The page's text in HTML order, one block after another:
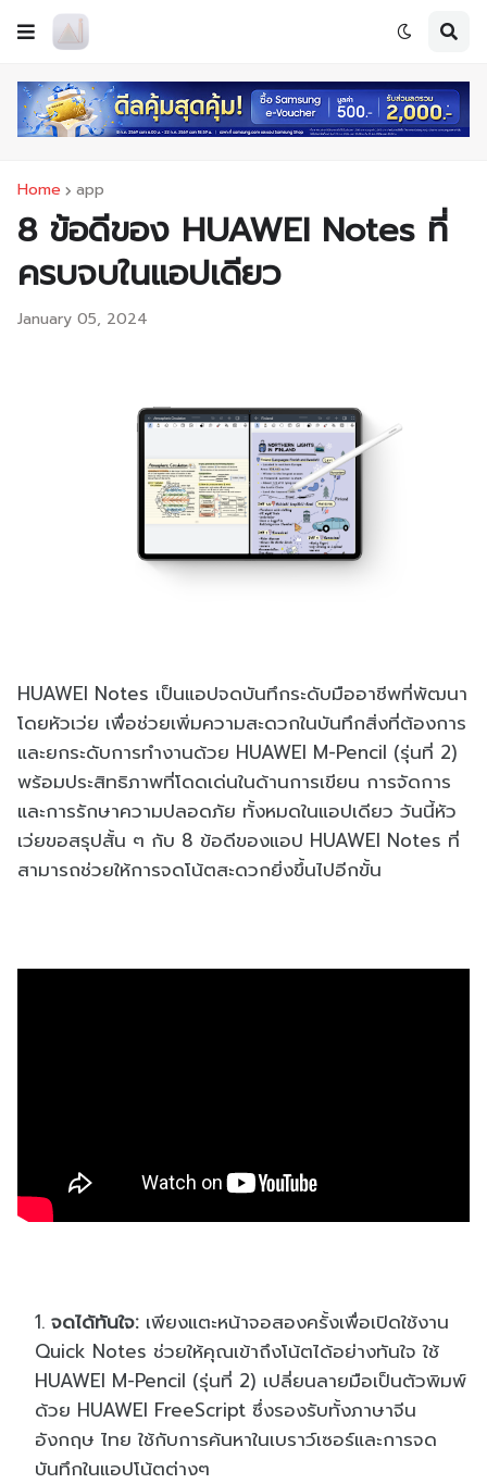
Home app
8 ข้อดีของ HUAWEI Notes ที่
ครบจบในแอปเดียว
January 05, 2024
HUAWEI Notes เป็นแอปจดบันทึกระดับมืออาชีพที่พัฒนา
โดยหัวเว่ย เพื่อช่วยเพิ่มความสะดวกในบันทึกสิ่งที่ต้องการ
และยกระดับการทำงานด้วย HUAWEI M-Pencil (รุ่นที่ 2)
พร้อมประสิทธิภาพที่โดดเด่นในด้านการเขียน การจัดการ
และการรักษาความปลอดภัย ทั้งหมดในแอปเดียว วันนี้หัว
เว่ยขอสรุปสั้น ๆ กับ 8 ข้อดีของแอป HUAWEI Notes ที่
สามารถช่วยให้การจดโน้ตสะดวกยิ่งขึ้นไปอีกขั้น
จดได้ทันใจ: เพียงแตะหน้าจอสองครั้งเพื่อเปิดใช้งาน
Quick Notes ช่วยให้คุณเข้าถึงโน้ตได้อย่างทันใจ ใช้
HUAWEI M-Pencil (รุ่นที่ 2) เปลี่ยนลายมือเป็นตัวพิมพ์
ด้วย HUAWEI FreeScript ซึ่งรองรับทั้งภาษาจีน
อังกฤษ ไทย ใช้กับการค้นหาในเบราว์เซอร์และการจด
บันทึกในแอปโน้ตต่างๆ